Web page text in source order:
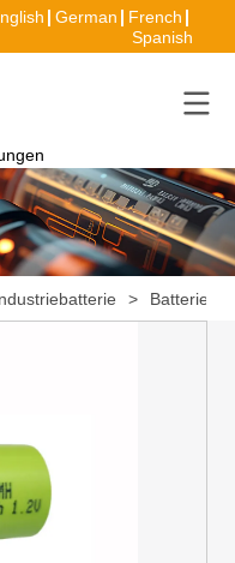
German
French
Spanish
> Batterie